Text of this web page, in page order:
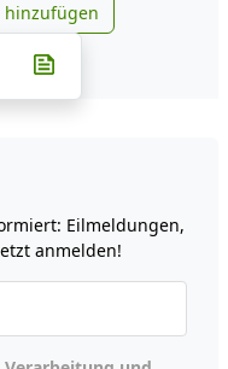
zu Google
hinzufügen
auf Whatsapp
Teilen auf Telegram
teilen
Post auf X
Eilmeldungen,
anmelden!